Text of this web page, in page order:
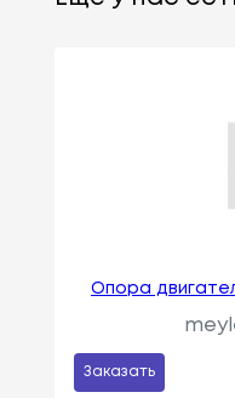
Опора
Заказать